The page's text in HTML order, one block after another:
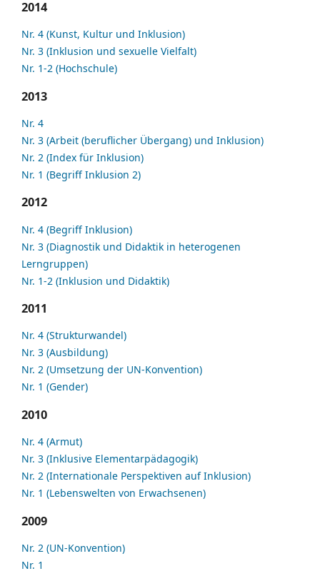
2014
Nr. 4 (Kunst, Kultur und Inklusion)
Nr. 3 (Inklusion und sexuelle Vielfalt)
Nr. 1-2 (Hochschule)
2013
Nr. 4
Nr. 3 (Arbeit (beruflicher Übergang) und Inklusion)
Nr. 2 (Index für Inklusion)
Nr. 1 (Begriff Inklusion 2)
2012
Nr. 4 (Begriff Inklusion)
Nr. 3 (Diagnostik und Didaktik in heterogenen
Lerngruppen)
Nr. 1-2 (Inklusion und Didaktik)
2011
Nr. 4 (Strukturwandel)
Nr. 3 (Ausbildung)
Nr. 2 (Umsetzung der UN-Konvention)
Nr. 1 (Gender)
2010
Nr. 4 (Armut)
Nr. 3 (Inklusive Elementarpädagogik)
Nr. 2 (Internationale Perspektiven auf Inklusion)
Nr. 1 (Lebenswelten von Erwachsenen)
2009
Nr. 2 (UN-Konvention)
Nr. 1